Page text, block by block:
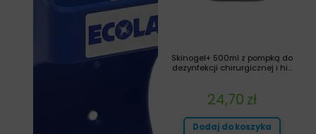
Skinogel+ 500ml z pompką do
dezynfekcji chirurgicznej i hi...
24,70 zł
Dodaj do koszyka